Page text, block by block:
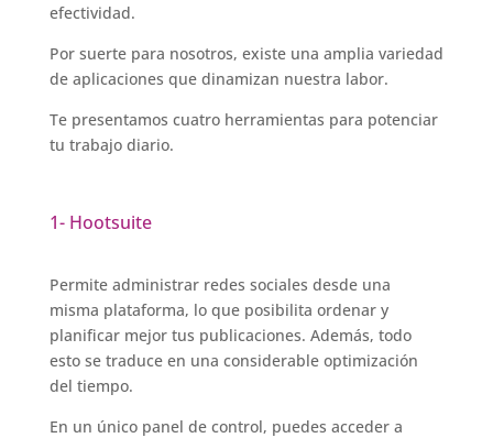
efectividad.
Por suerte para nosotros, existe una amplia variedad
de aplicaciones que dinamizan nuestra labor.
Te presentamos cuatro herramientas para potenciar
tu trabajo diario.
1- Hootsuite
Permite administrar redes sociales desde una
misma plataforma, lo que posibilita ordenar y
planificar mejor tus publicaciones. Además, todo
esto se traduce en una considerable optimización
del tiempo.
En un único panel de control, puedes acceder a